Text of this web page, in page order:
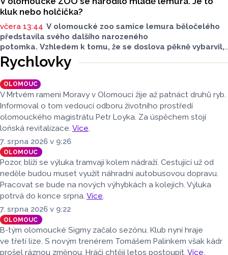
kluk nebo holčička?
včera 13:44 V olomoucké zoo samice lemura běločelého
představila svého dalšího narozeného
potomka. Vzhledem k tomu, že se doslova pěkně vybarvil,
je téměř jisté, že se jedná o samce. Samice totiž bývají
hnědé, případně hnědošedé, zato samci se pyšní bílým
zbarvením hlavy.
Rychlovky
OLOMOUC
V Mrtvém rameni Moravy v Olomouci žije až patnáct druhů ryb.
Informoval o tom vedoucí odboru životního prostředí
olomouckého magistrátu Petr Loyka. Za úspěchem stojí
loňská revitalizace. Více.
7. srpna 2026 v 9:26
OLOMOUC
Pozor, blíží se výluka tramvají kolem nádraží. Cestující už od
neděle budou muset využít náhradní autobusovou dopravu.
Pracovat se bude na nových výhybkách a kolejích. Výluka
potrvá do konce srpna. Více.
7. srpna 2026 v 9:22
OLOMOUC
B-tým olomoucké Sigmy začalo sezónu. Klub nyní hraje
ve třetí lize. S novým trenérem Tomášem Palinkem však kádr
prošel ráznou změnou. Hráči chtějí letos postoupit. Více.